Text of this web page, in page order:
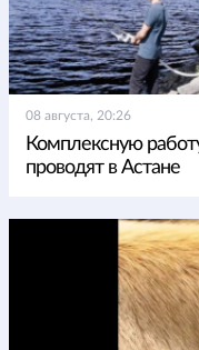
08 августа, 20:26
Комплексную
проводят в Астане